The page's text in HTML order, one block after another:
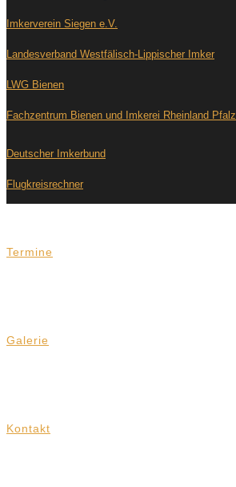
Imkerverein Siegen e.V.
Landesverband Westfälisch-Lippischer Imker
LWG Bienen
Fachzentrum Bienen und Imkerei Rheinland Pfalz
Deutscher Imkerbund
Flugkreisrechner
Termine
Galerie
Kontakt